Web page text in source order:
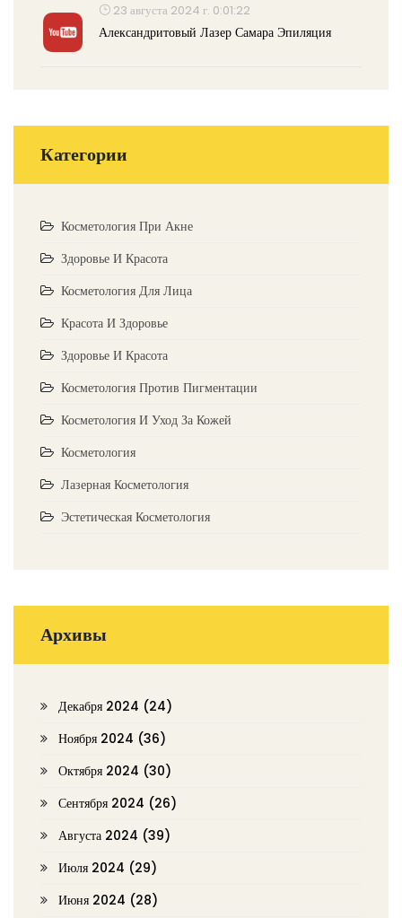
23 августа 2024 г. 0:01:22
Александритовый Лазер Самара Эпиляция
Категории
Косметология При Акне
Здоровье И Красота
Косметология Для Лица
Красота И Здоровье
Здоровье И Красота
Косметология Против Пигментации
Косметология И Уход За Кожей
Косметология
Лазерная Косметология
Эстетическая Косметология
Архивы
Декабря 2024 (24)
Ноября 2024 (36)
Октября 2024 (30)
Сентября 2024 (26)
Августа 2024 (39)
Июля 2024 (29)
Июня 2024 (28)